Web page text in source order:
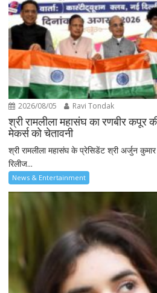
2026/08/05 Ravi Tondak
श्री रामलीला महासंघ का रणबीर कपूर
मेकर्स को चेतावनी
श्री रामलीला महासंघ के प्रेसिडेंट श्री अर्जुन
रिलीज...
News & Entertainment